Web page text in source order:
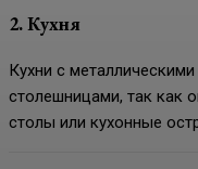
2. Кухня
Кухни с
столешницами, так как
столы или кухонные